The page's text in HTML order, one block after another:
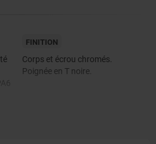
FINITION
Corps et écrou chromés.
Poignée en T noire.